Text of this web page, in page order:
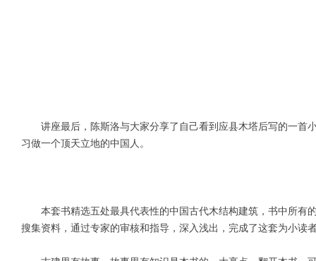
讲座最后，陈斯洛与大家分享了自己看到应县木塔后写的一首
习做一个顶天立地的中国人。
本套书精选五处最具代表性的中国古代木结构建筑，书中所有
搜集资料，通过专家的审核和指导，深入浅出，完成了这套为小读